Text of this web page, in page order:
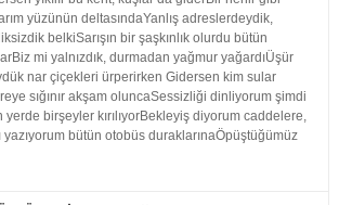
yüzünün deltasındaYanlış adreslerdeydik,
belkiSarışın bir şaşkınlık olurdu bütün
mi yalnızdık, durmadan yağmur yağardıÜşür
nar çiçekleri ürperirken Gidersen kim sular
sığınır akşam oluncaSessizliği dinliyorum şimdi
birşeyler kırılıyorBekleyiş diyorum caddelere,
yazıyorum bütün otobüs duraklarınaÖpüştüğümüz